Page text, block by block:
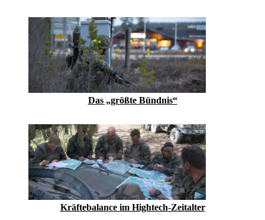
Das „größte Bündnis“
Kräftebalance im Hightech-Zeitalter